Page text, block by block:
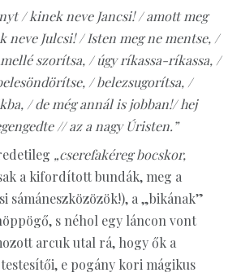
/ kinek neve Jancsi! / amott meg
neve Julcsi! / Isten meg ne mentse, /
szorítsa, / úgy ríkassa-ríkassa, /
/ belezsugorítsa, /
/ de még annál is jobban!/ hej
// az a nagy Úristen.”
„cserefakéreg bocskor,
a kifordított bundák, meg a
sámáneszközözök!), a „bikának”
s néhol egy láncon vont
arcuk utal rá, hogy ők a
e pogány kori mágikus